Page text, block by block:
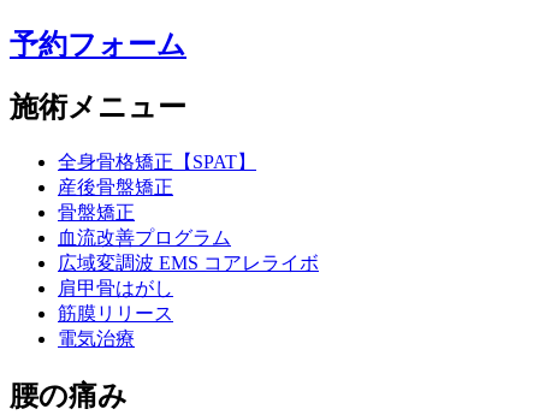
予約フォーム
施術メニュー
全身骨格矯正【SPAT】
産後骨盤矯正
骨盤矯正
血流改善プログラム
広域変調波 EMS コアレライボ
肩甲骨はがし
筋膜リリース
電気治療
腰の痛み